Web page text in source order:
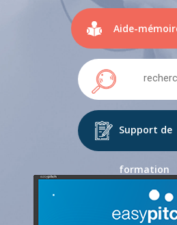
Aide-
Support de
formation